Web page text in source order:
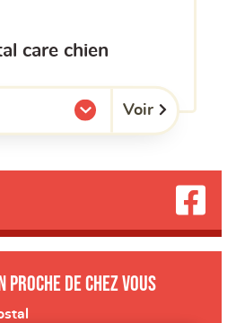
Voir
proche de chez vous